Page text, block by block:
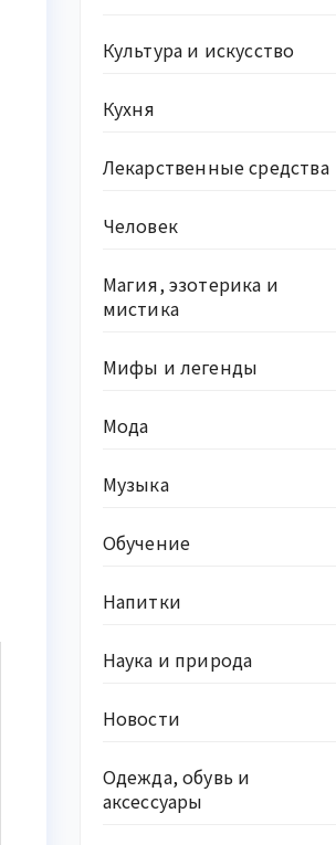
Культура и искусство
Кухня
Лекарственные средства
Человек
Магия, эзотерика и
мистика
Мифы и легенды
Мода
Музыка
Обучение
Напитки
Наука и природа
Новости
Одежда, обувь и
аксессуары